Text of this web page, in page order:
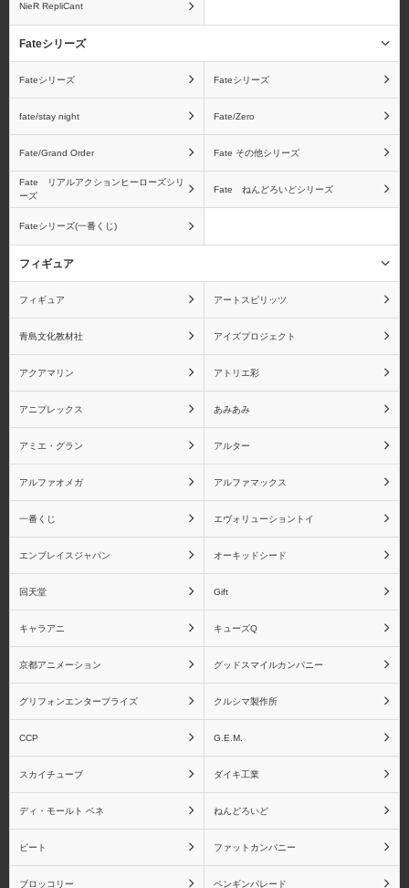
NieR RepliCant
Fateシリーズ
Fateシリーズ Fateシリーズ
fate/stay night Fate/Zero
Fate/Grand Order Fate その他シリーズ
Fate リアルアクションヒーローズシリ
ーズ
Fate ねんどろいどシリーズ
Fateシリーズ(一番くじ)
フィギュア
フィギュア アートスピリッツ
青島文化教材社 アイズプロジェクト
アクアマリン アトリエ彩
アニプレックス あみあみ
アミエ・グラン アルター
アルファオメガ アルファマックス
一番くじ エヴォリューショントイ
エンブレイスジャパン オーキッドシード
回天堂 Gift
キャラアニ キューズQ
京都アニメーション グッドスマイルカンパニー
グリフォンエンタープライズ クルシマ製作所
CCP G.E.M.
スカイチューブ ダイキ工業
ディ・モールト ベネ ねんどろいど
ビート ファットカンパニー
ブロッコリー ペンギンパレード